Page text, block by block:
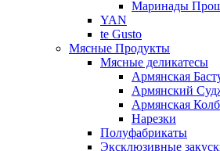
Маринады
YAN
te Gusto
Мясные Продукты
Мясные деликатесы
Армянская
Армянский
Армянская
Нарезки
Полуфабрикаты
Эксклюзивные